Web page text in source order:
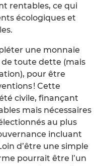
rentables, ce qui
écologiques et
une monnaie
de toute dette (mais
pour être
! Cette
civile, finançant
mais nécessaires
au plus
incluant
d’être une simple
pourrait être l’un